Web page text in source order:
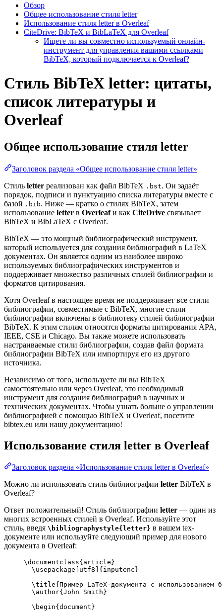
Обзор
Общее использование стиля letter
Использование стиля letter в Overleaf
CiteDrive: BibTeX и BibLaTeX для Overleaf
Ищете ли вы совместно используемый онлайн-
инструмент для управления вашими ссылками
BibTeX, который подключается к Overleaf?
Стиль BibTeX letter: цитаты,
список литературы и
Overleaf
Общее использование стиля letter
Заголовок раздела «Общее использование стиля letter»
Стиль letter реализован как файл BibTeX .bst. Он задаёт
порядок, подписи и пунктуацию списка литературы вместе с
базой .bib. Ниже — кратко о стилях BibTeX, затем
использование letter в Overleafи как CiteDrive связывает
BibTeX и BibLaTeX с Overleaf.
BibTeX — это мощный библиографический инструмент,
который используется для создания библиографий в LaTeX
документах. Он является одним из наиболее широко
используемых библиографических инструментов и
поддерживает множество различных стилей библиографии и
форматов цитирования.
Хотя Overleaf в настоящее время не поддерживает все стили
библиографии, совместимые с BibTeX, многие стили
библиографии включены в библиотеку стилей библиографии
BibTeX. К этим стилям относятся форматы цитирования APA,
IEEE, CSE и Chicago. Вы также можете использовать
настраиваемые стили библиографии, создав файл формата
библиографии BibTeX или импортируя его из другого
источника.
Независимо от того, используете ли вы BibTeX
самостоятельно или через Overleaf, это необходимый
инструмент для создания библиографий в научных и
технических документах. Чтобы узнать больше о управлении
библиографией с помощью BibTeX и Overleaf, посетите
bibtex.eu или нашу документацию!
Использование стиля letter в Overleaf
Заголовок раздела «Использование стиля letter в Overleaf»
Можно ли использовать стиль библиографии letter BibTeX в
Overleaf?
Ответ положительный! Стиль библиографии letter — один из
многих встроенных стилей в Overleaf. Используйте этот
стиль, введя \bibliographystyle{letter} в вашем tex-
документе или используйте следующий пример для нового
документа в Overleaf:
\documentclass{ article }
\usepackage
utf8 ]{ inputenc }
\title{Пример LaTeX-документа с
\author{John Smith}
\begin{ document }